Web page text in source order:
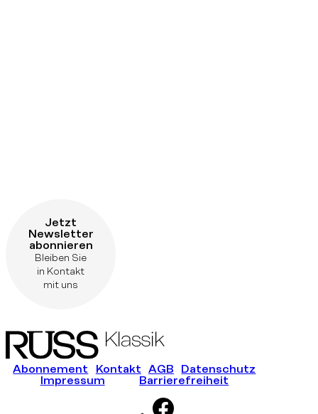
Jetzt
Newsletter
abonnieren
Bleiben Sie
in Kontakt
mit uns
Abonnement Kontakt AGB
Datenschutz
Impressum
Barrierefreiheit